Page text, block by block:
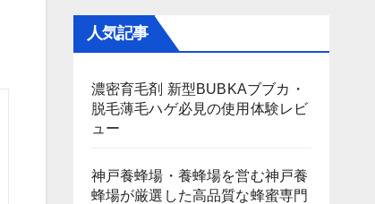
人気記事
濃密育毛剤 新型BUBKAブブカ・
脱毛薄毛ハゲ必見の使用体験レビ
ュー
神戸養蜂場・養蜂場を営む神戸養
蜂場が厳選した高品質な蜂蜜専門